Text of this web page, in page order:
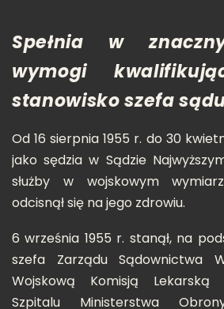
Spełnia w
wymogi
stanowisko szefa
Od 16 sierpnia 1955 r. do 30
jako sędzia w Sądzie
służby w wojskowym
odcisnął się na jego zdrowiu.
6 września 1955 r. stanął, na
szefa Zarządu Sądownictwa
Wojskową Komisją
Szpitalu Ministerstwa